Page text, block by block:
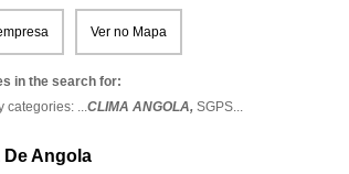
Ver no Mapa
in the search for:
categories: ...CLIMA ANGOLA, SGPS...
De Angola